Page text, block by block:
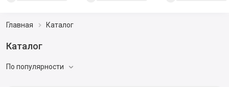
Главная Каталог
Каталог
По популярности